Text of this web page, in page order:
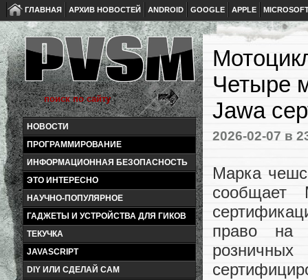
ГЛАВНАЯ АРХИВ НОВОСТЕЙ ANDROID GOOGLE APPLE
НОВОСТИ
ПРОГРАММИРОВАНИЕ
ИНФОРМАЦИОННАЯ БЕЗОПАСНОСТЬ
ЭТО ИНТЕРЕСНО
НАУЧНО-ПОПУЛЯРНОЕ
ГАДЖЕТЫ И УСТРОЙСТВА ДЛЯ ГИКОВ
ТЕКУЧКА
JAVASCRIPT
DIY ИЛИ СДЕЛАЙ САМ
Четыре
Jawa
2026-02-07 в
Марка
сообщает
право на